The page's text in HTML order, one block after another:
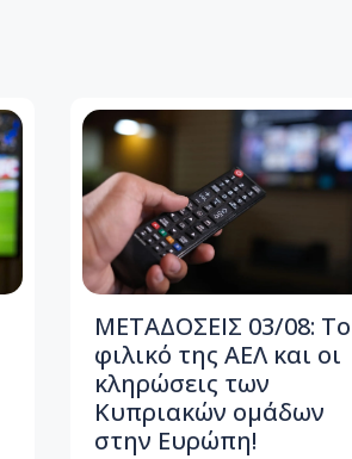
ΜΕΤΑΔΟΣΕΙΣ 03/08: Το
φιλικό της ΑΕΛ και οι
κληρώσεις των
Κυπριακών ομάδων
στην Ευρώπη!